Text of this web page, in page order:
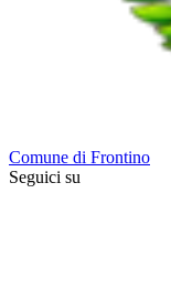
Comune di Frontino
Seguici su